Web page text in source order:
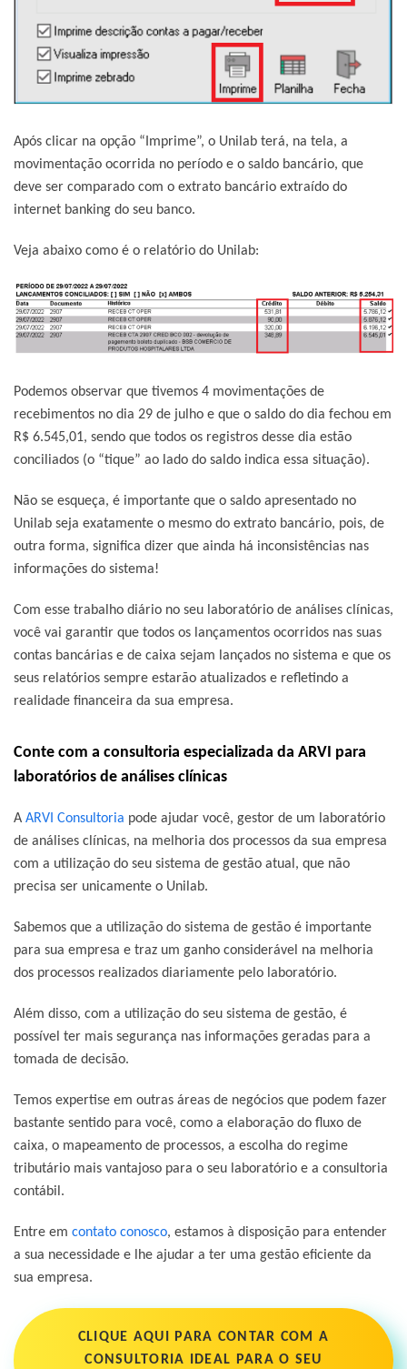
Após clicar na opção “Imprime”, o Unilab terá, na tela, a
movimentação ocorrida no período e o saldo bancário, que
deve ser comparado com o extrato bancário extraído do
internet banking do seu banco.
Veja abaixo como é o relatório do Unilab:
Podemos observar que tivemos 4 movimentações de
recebimentos no dia 29 de julho e que o saldo do dia fechou em
R$ 6.545,01, sendo que todos os registros desse dia estão
conciliados (o “tique” ao lado do saldo indica essa situação).
Não se esqueça, é importante que o saldo apresentado no
Unilab seja exatamente o mesmo do extrato bancário, pois, de
outra forma, significa dizer que ainda há inconsistências nas
informações do sistema!
Com esse trabalho diário no seu laboratório de análises clínicas,
você vai garantir que todos os lançamentos ocorridos nas suas
contas bancárias e de caixa sejam lançados no sistema e que os
seus relatórios sempre estarão atualizados e refletindo a
realidade financeira da sua empresa.
Conte com a consultoria especializada da ARVI para
laboratórios de análises clínicas
A ARVI Consultoria pode ajudar você, gestor de um laboratório
de análises clínicas, na melhoria dos processos da sua empresa
com a utilização do seu sistema de gestão atual, que não
precisa ser unicamente o Unilab.
Sabemos que a utilização do sistema de gestão é importante
para sua empresa e traz um ganho considerável na melhoria
dos processos realizados diariamente pelo laboratório.
Além disso, com a utilização do seu sistema de gestão, é
possível ter mais segurança nas informações geradas para a
tomada de decisão.
Temos expertise em outras áreas de negócios que podem fazer
bastante sentido para você, como a elaboração do fluxo de
caixa, o mapeamento de processos, a escolha do regime
tributário mais vantajoso para o seu laboratório e a consultoria
contábil.
Entre em contato conosco, estamos à disposição para entender
a sua necessidade e lhe ajudar a ter uma gestão eficiente da
sua empresa.
CLIQUE AQUI PARA CONTAR COM A
CONSULTORIA IDEAL PARA O SEU